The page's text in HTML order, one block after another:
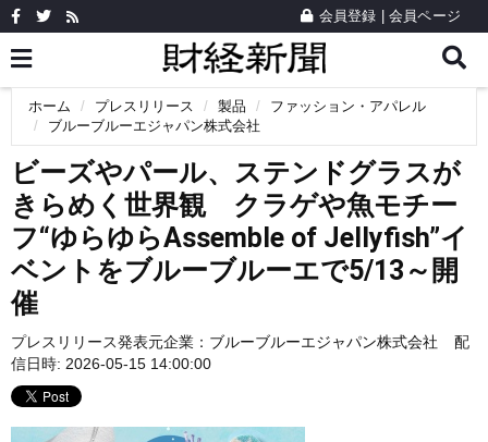
会員登録 会員ページ
ホーム プレスリリース 製品
ファッション・アパレル
ブルーブルーエジャパン株式会社
ビーズやパール、ステンドグラスが
きらめく世界観 クラゲや魚モチー
フ“ゆらゆらAssemble of Jellyfish”イ
ベントをブルーブルーエで5/13～開
催
プレスリリース発表元企業： ブルーブルーエジャパン株式会社
配
信日時: 2026-05-15 14:00:00